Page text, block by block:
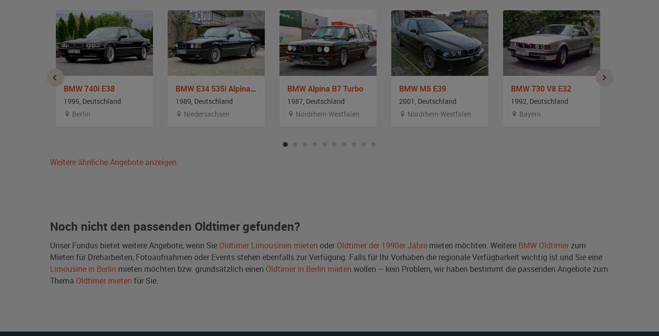
BMW 740i E38
1995, Deutschland
Berlin
BMW E34 535i Alpina B10 3.5/1
1989, Deutschland
Niedersachsen
BMW Alpina B7 Turbo
1987, Deutschland
Nordrhein-Westfalen
BMW M5 E39
2001, Deutschland
Nordrhein-Westfalen
BMW 730 V8 E32
1992, Deutschland
Bayern
Weitere ähnliche Angebote anzeigen
Noch nicht den passenden Oldtimer gefunden?
Unser Fundus bietet weitere Angebote, wenn Sie Oldtimer Limousinen mieten oder Oldtimer der 1990er Jahre mieten möchten. Weitere BMW Oldtimer zum
Mieten für Dreharbeiten, Fotoaufnahmen oder Events stehen ebenfalls zur Verfügung. Falls für Ihr Vorhaben die regionale Verfügbarkeit wichtig ist und Sie eine
Limousine in Berlin mieten möchten bzw. grundsätzlich einen Oldtimer in Berlin mieten wollen – kein Problem, wir haben bestimmt die passenden Angebote zum
Thema Oldtimer mieten für Sie.